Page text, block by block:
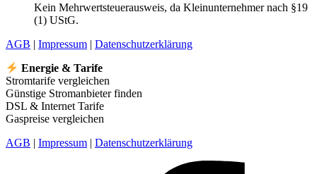
Kein Mehrwertsteuerausweis, da Kleinunternehmer nach §19
(1) UStG.
AGB | Impressum | Datenschutzerklärung
Energie & Tarife
Stromtarife vergleichen
Günstige Stromanbieter finden
DSL & Internet Tarife
Gaspreise vergleichen
AGB | Impressum | Datenschutzerklärung